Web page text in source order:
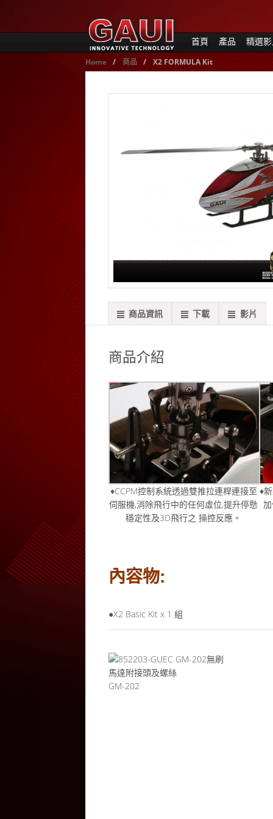
首頁 產品 精選
Home / 商品 / X2 FORMULA Kit
商品資訊 下載 影片
商品介紹
♦CCPM控制系統透過雙推拉連桿連接至
伺服機,消除飛行中的任何虛位,提升停懸
穩定性及3D飛行之 操控反應。
♦
內容物:
●X2 Basic Kit x 1 組
GM-202